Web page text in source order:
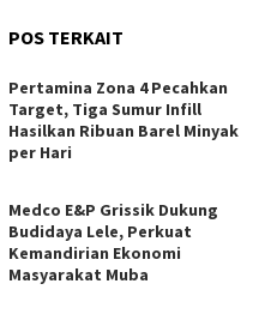
POS TERKAIT
Pertamina Zona 4 Pecahkan
Target, Tiga Sumur Infill
Hasilkan Ribuan Barel Minyak
per Hari
Medco E&P Grissik Dukung
Budidaya Lele, Perkuat
Kemandirian Ekonomi
Masyarakat Muba